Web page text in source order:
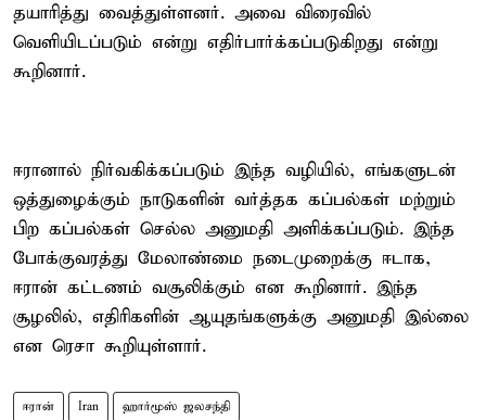
தயாரித்து வைத்துள்ளனர். அவை விரைவில்
வெளியிடப்படும் என்று எதிர்பார்க்கப்படுகிறது என்று
கூறினார்.
ஈரானால் நிர்வகிக்கப்படும் இந்த வழியில், எங்களுடன்
ஒத்துழைக்கும் நாடுகளின் வர்த்தக கப்பல்கள் மற்றும்
பிற கப்பல்கள் செல்ல அனுமதி அளிக்கப்படும். இந்த
போக்குவரத்து மேலாண்மை நடைமுறைக்கு ஈடாக,
ஈரான் கட்டணம் வசூலிக்கும் என கூறினார். இந்த
சூழலில், எதிரிகளின் ஆயுதங்களுக்கு அனுமதி இல்லை
என ரெசா கூறியுள்ளார்.
ஈரான் Iran ஹார்மூஸ் ஜலசந்தி